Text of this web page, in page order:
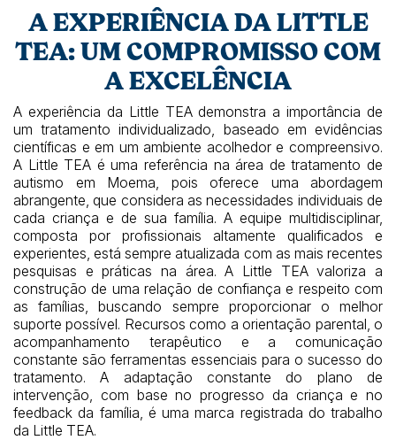
A EXPERIÊNCIA DA LITTLE
TEA: UM COMPROMISSO COM
A EXCELÊNCIA
A experiência da Little TEA demonstra a importância de
um tratamento individualizado, baseado em evidências
científicas e em um ambiente acolhedor e compreensivo.
A Little TEA é uma referência na área de tratamento de
autismo em Moema, pois oferece uma abordagem
abrangente, que considera as necessidades individuais de
cada criança e de sua família. A equipe multidisciplinar,
composta por profissionais altamente qualificados e
experientes, está sempre atualizada com as mais recentes
pesquisas e práticas na área. A Little TEA valoriza a
construção de uma relação de confiança e respeito com
as famílias, buscando sempre proporcionar o melhor
suporte possível. Recursos como a orientação parental, o
acompanhamento terapêutico e a comunicação
constante são ferramentas essenciais para o sucesso do
tratamento. A adaptação constante do plano de
intervenção, com base no progresso da criança e no
feedback da família, é uma marca registrada do trabalho
da Little TEA.